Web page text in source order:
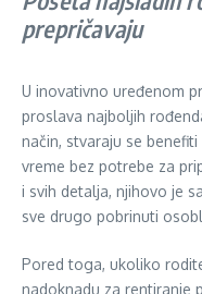
prepričavaju
U inovativno uređenom
proslava najboljih
način, stvaraju se
vreme bez potrebe za
i svih detalja, njihovo je
sve drugo pobrinuti
Pored toga, ukoliko
nadoknadu za rentiranje